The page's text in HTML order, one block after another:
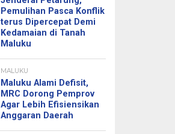
Pemulihan Pasca Konflik
terus Dipercepat Demi
Kedamaian di Tanah
Maluku
MALUKU
Maluku Alami Defisit,
MRC Dorong Pemprov
Agar Lebih Efisiensikan
Anggaran Daerah